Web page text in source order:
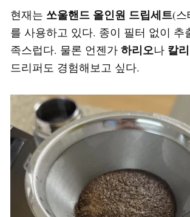
현재는 쏘울핸드 올인원 드립세트(스
를 사용하고 있다. 종이 필터 없이 추
족스럽다. 물론 언젠가 하리오나 칼
드리퍼도 경험해보고 싶다.